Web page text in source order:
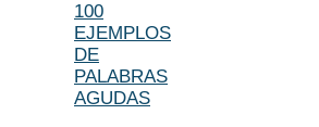
100
EJEMPLOS
DE
PALABRAS
AGUDAS